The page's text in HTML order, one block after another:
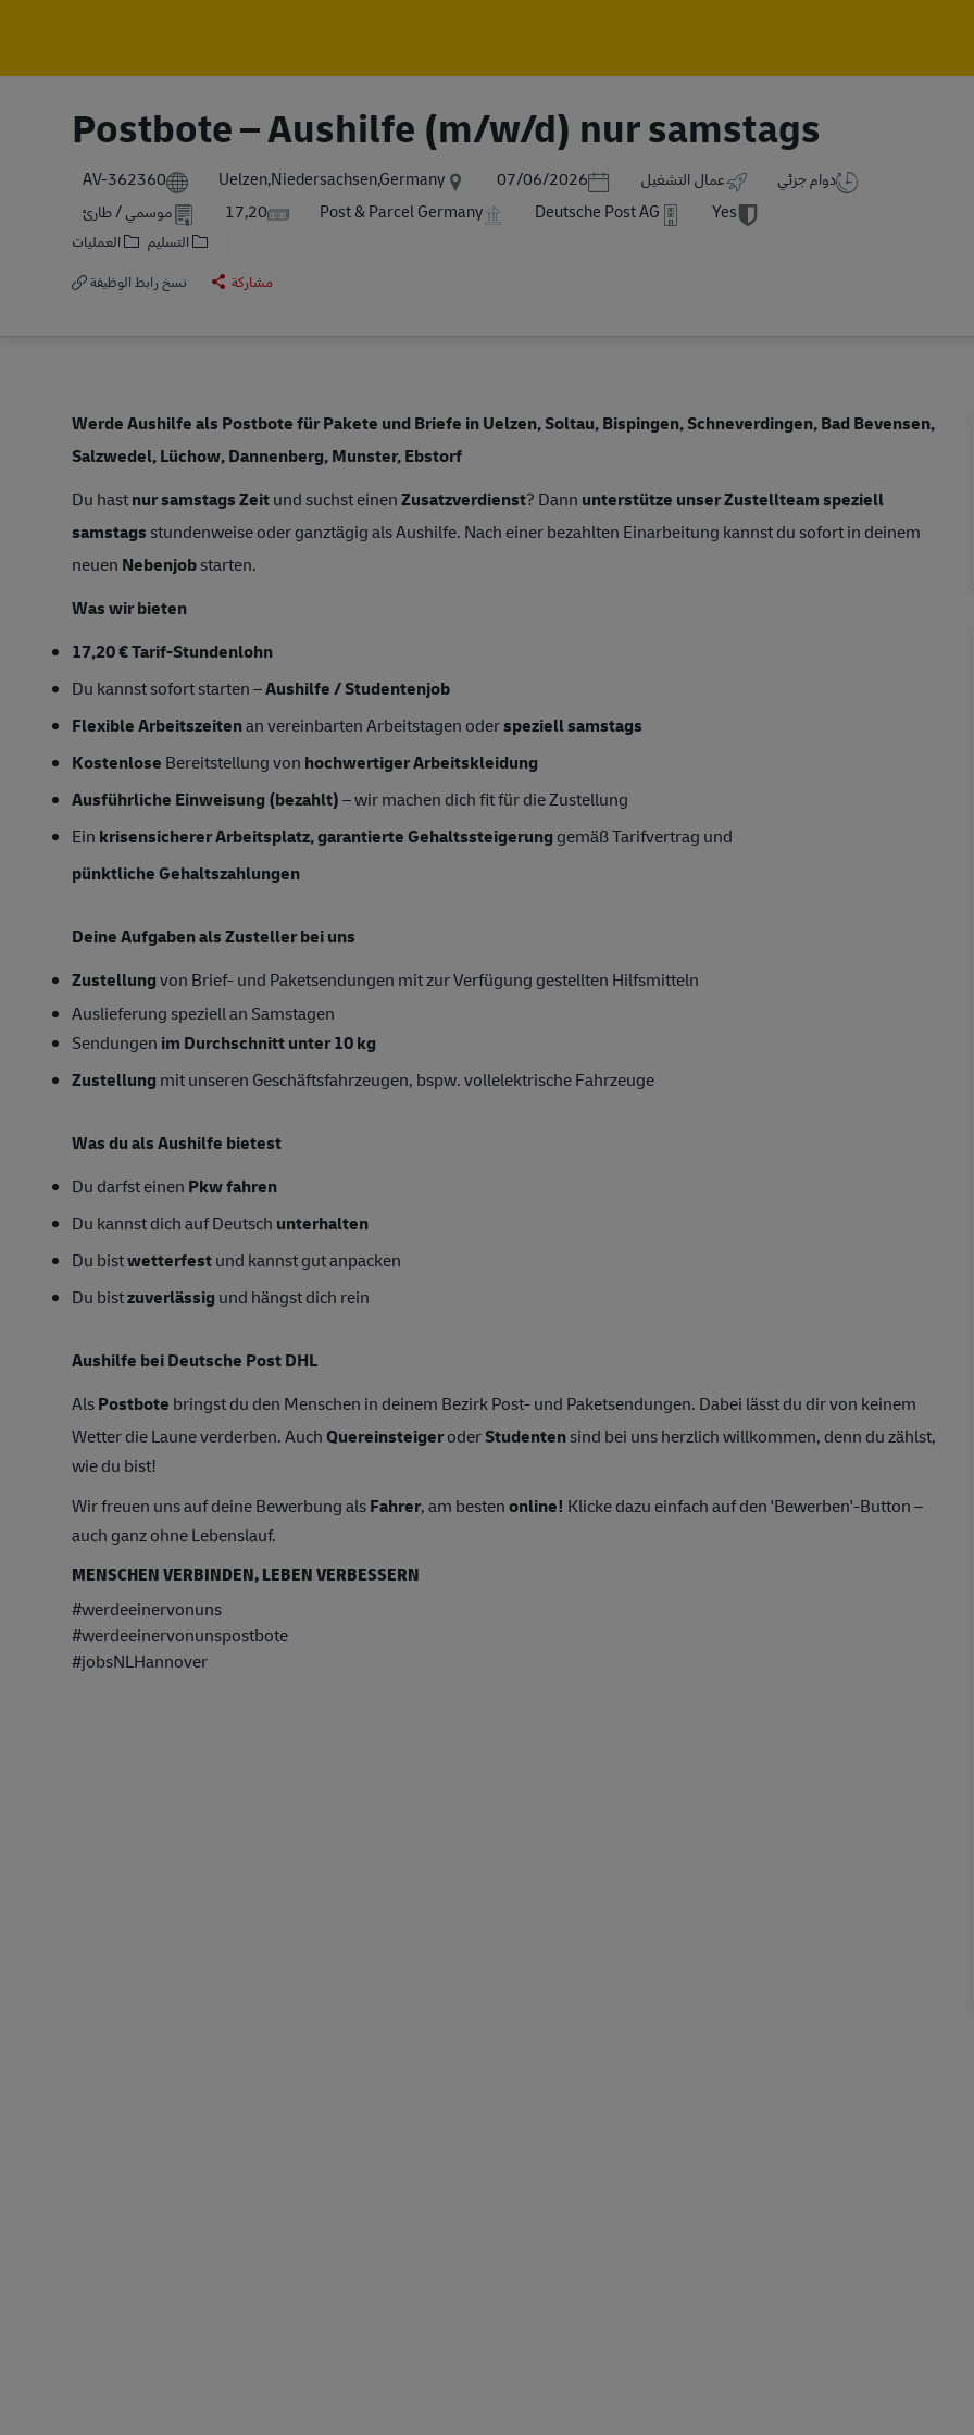
Postbote – Aushilfe (m/w/d) nur samstags
AV-362360 Uelzen,Niedersachsen,Germany Posted Date
07/06/2026 عمال التشغيل
دوام جزئي
موسمي / طارئ
17,20 Post & Parcel Germany Deutsche Post AG Yes
التسليم
العمليات
نسخ رابط الوظيفة
مشاركة
Werde Aushilfe als Postbote für Pakete und Briefe in Uelzen, Soltau, Bispingen, Schneverdingen, Bad Bevensen,
Salzwedel, Lüchow, Dannenberg, Munster, Ebstorf
Du hastnur samstags Zeitund suchst einenZusatzverdienst? Dann unterstütze unser Zustellteam speziell
samstagsstundenweise oder ganztägig als Aushilfe. Nach einer bezahlten Einarbeitung kannst du sofort in deinem
neuen Nebenjobstarten.
Was wir bieten
17,20 € Tarif-Stundenlohn
Du kannst sofort starten –Aushilfe / Studentenjob
Flexible Arbeitszeitenan vereinbarten Arbeitstagen oderspeziell samstags
Kostenlose Bereitstellung von hochwertiger Arbeitskleidung
Ausführliche Einweisung (bezahlt)– wir machen dich fit für die Zustellung
Ein krisensicherer Arbeitsplatz, garantierte Gehaltssteigerung gemäß Tarifvertrag und
pünktliche Gehaltszahlungen
Deine Aufgaben als Zusteller bei uns
Zustellungvon Brief- und Paketsendungen mit zur Verfügung gestellten Hilfsmitteln
Auslieferung speziell an Samstagen
Sendungen im Durchschnitt unter 10 kg
Zustellung mit unseren Geschäftsfahrzeugen, bspw. vollelektrische Fahrzeuge
Was du als Aushilfe bietest
Du darfst einen Pkw fahren
Du kannst dich auf Deutsch unterhalten
Du bistwetterfestund kannst gut anpacken
Du bistzuverlässig und hängst dich rein
Aushilfe bei Deutsche Post DHL
AlsPostbote bringst du den Menschen in deinem Bezirk Post- und Paketsendungen. Dabei lässt du dir von keinem
Wetter die Laune verderben. AuchQuereinsteigeroderStudentensind bei uns herzlich willkommen, denn du zählst,
wie du bist!
Wir freuen uns auf deine Bewerbung alsFahrer, am bestenonline! Klicke dazu einfach auf den 'Bewerben'-Button –
auch ganz ohne Lebenslauf.
MENSCHEN VERBINDEN, LEBEN VERBESSERN
#werdeeinervonuns
#werdeeinervonunspostbote
#jobsNLHannover